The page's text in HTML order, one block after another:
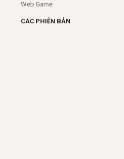
Web Game
CÁC PHIÊN BẢN